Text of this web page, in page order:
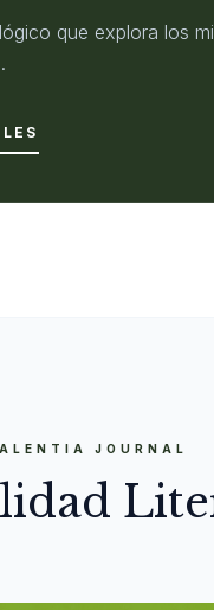
que explora los
ALENTIA JOURNAL